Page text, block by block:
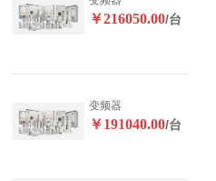
￥216050.00/台
变频器
￥191040.00/台